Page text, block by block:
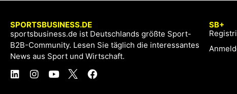
SPORTSBUSINESS.DE
sportsbusiness.de ist Deutschlands größte Sport-
B2B-Community. Lesen Sie täglich die interessantes
News aus Sport und Wirtschaft.
SB+